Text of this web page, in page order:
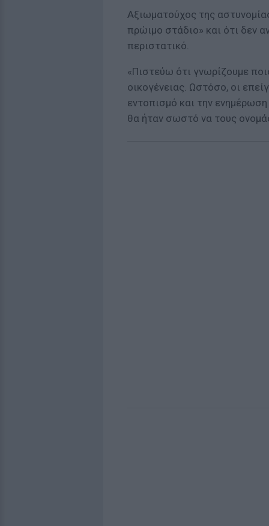
Αξιωματούχος της
πρώιμο στάδιο» και ότι δεν
περιστατικό.
«Πιστεύω ότι γνωρίζουμε
οικογένειας. Ωστόσο, οι
εντοπισμό και την
θα ήταν σωστό να τους